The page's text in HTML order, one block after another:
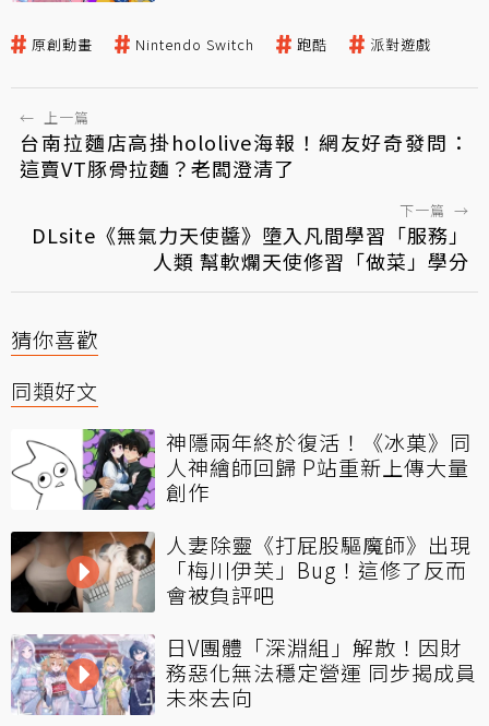
原創動畫 Nintendo Switch 跑酷 派對遊戲
← 上一篇
台南拉麵店高掛hololive海報！網友好奇發問：
這賣VT豚骨拉麵？老闆澄清了
下一篇 →
DLsite《無氣力天使醬》墮入凡間學習「服務」
人類 幫軟爛天使修習「做菜」學分
猜你喜歡
同類好文
神隱兩年終於復活！《冰菓》同
人神繪師回歸 P站重新上傳大量
創作
人妻除靈《打屁股驅魔師》出現
「梅川伊芙」Bug！這修了反而
會被負評吧
日V團體「深淵組」解散！因財
務惡化無法穩定營運 同步揭成員
未來去向